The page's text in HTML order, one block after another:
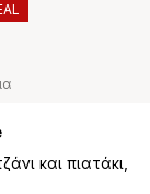
και πιατάκι,